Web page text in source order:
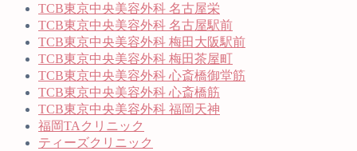
TCB東京中央美容外科 名古屋栄
TCB東京中央美容外科 名古屋駅前
TCB東京中央美容外科 梅田大阪駅前
TCB東京中央美容外科 梅田茶屋町
TCB東京中央美容外科 心斎橋御堂筋
TCB東京中央美容外科 心斎橋筋
TCB東京中央美容外科 福岡天神
福岡TAクリニック
ティーズクリニック